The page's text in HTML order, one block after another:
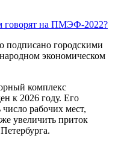
говорят на ПМЭФ-2022?
подписано городскими
экономическом
комплекс
к 2026 году. Его
число рабочих мест,
увеличить приток